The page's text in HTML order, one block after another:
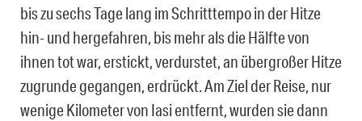
bis zu sechs Tage lang im Schritttempo in der Hitze
hin- und hergefahren, bis mehr als die Hälfte von
ihnen tot war, erstickt, verdurstet, an übergroßer Hitze
zugrunde gegangen, erdrückt. Am Ziel der Reise, nur
wenige Kilometer von Iasi entfernt, wurden sie dann